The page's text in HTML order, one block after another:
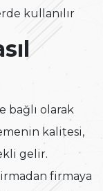
kullanılır
bağlı olarak
kalitesi,
gelir.
firmaya